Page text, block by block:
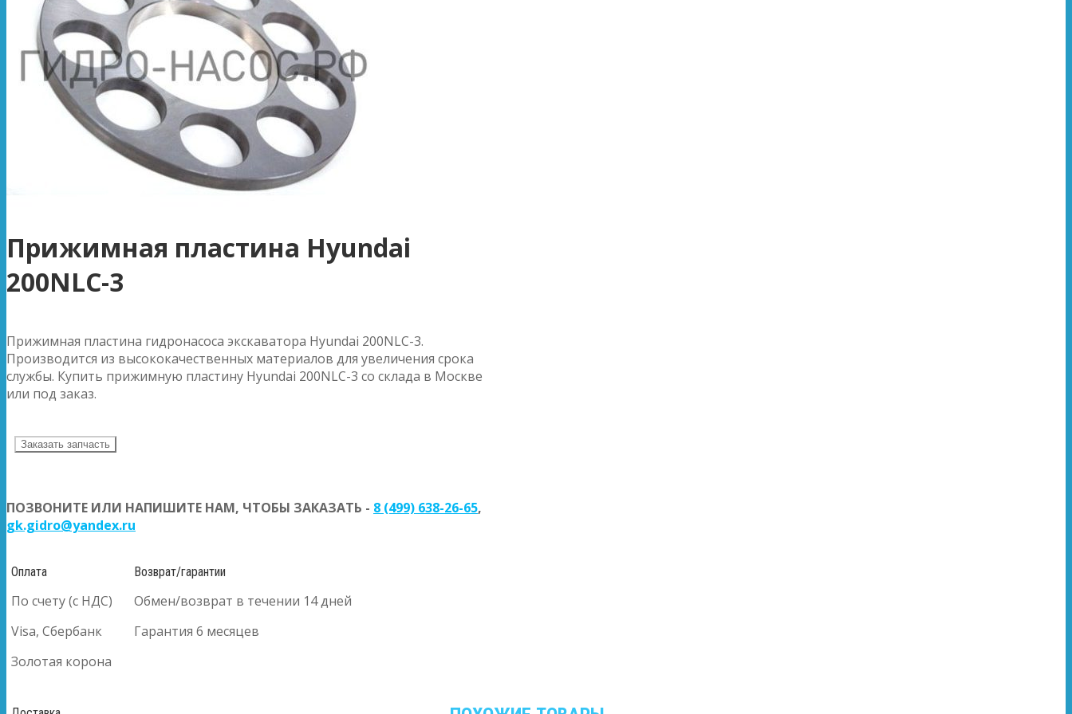
Прижимная пластина Hyundai
200NLC-3
Прижимная пластина гидронасоса экскаватора Hyundai 200NLC-3.
Производится из высококачественных материалов для увеличения срока
службы. Купить прижимную пластину Hyundai 200NLC-3 со склада в Москве
или под заказ.
Заказать запчасть
ПОЗВОНИТЕ ИЛИ НАПИШИТЕ НАМ, ЧТОБЫ ЗАКАЗАТЬ - 8 (499) 638-26-65,
gk.gidro@yandex.ru
Оплата
По счету (с НДС)
Visa, Сбербанк
Золотая корона
Возврат/гарантии
Обмен/возврат в течении 14 дней
Гарантия 6 месяцев